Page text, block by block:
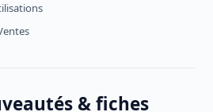
& fiches